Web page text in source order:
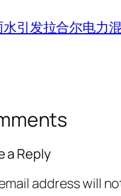
水引发拉合尔电力
a Reply
address will